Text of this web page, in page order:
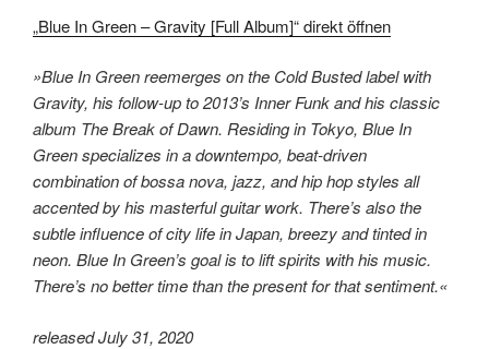
„Blue In Green – Gravity [Full Album]“ direkt öffnen
»Blue In Green reemerges on the Cold Busted label with
Gravity, his follow-up to 2013’s Inner Funk and his classic
album The Break of Dawn. Residing in Tokyo, Blue In
Green specializes in a downtempo, beat-driven
combination of bossa nova, jazz, and hip hop styles all
accented by his masterful guitar work. There’s also the
subtle influence of city life in Japan, breezy and tinted in
neon. Blue In Green’s goal is to lift spirits with his music.
There’s no better time than the present for that sentiment.«
released July 31, 2020